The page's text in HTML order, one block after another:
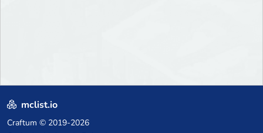
mclist.io
Craftum © 2019-2026